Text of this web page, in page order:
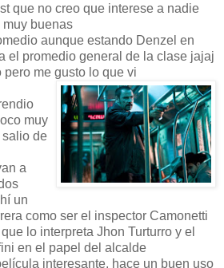
que no creo que interese a nadie
buenas
aunque estando Denzel en
el promedio general de la clase jajaj
pero me gusto lo que vi
muy
salio de
a
un
como ser el inspector Camonetti
lo interpreta Jhon Turturro y el
en el papel del alcalde
interesante, hace un buen uso